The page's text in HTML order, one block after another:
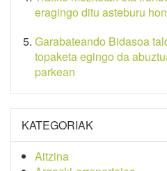
eragingo ditu asteburu
Garabateando Bidasoa
topaketa egingo da
parkean
KATEGORIAK
Aitzina